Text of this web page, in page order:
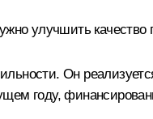
улучшить
Он
году,